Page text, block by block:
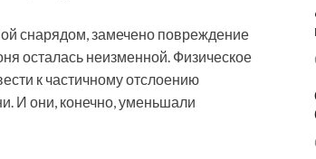
снарядом, замечено повреждение
осталась неизменной. Физическое
к частичному отслоению
И они, конечно, уменьшали